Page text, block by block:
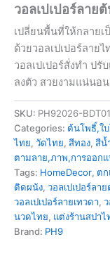
วอลเปเปอร์ลาย
เปลี่ยนพื้นที่ให้กลาย
ด้วยวอลเปเปอร์ลาย
วอลเปเปอร์สั่งทำ ป
ลงตัว สวยงามแน่นอน
SKU: PH92026-
Categories: ต้นโพธิ์,ใ
ไทย, วัดไทย, สีทอง, สีน้
ตามลาย,ภาพ,การออก
Tags: HomeDecor, ตก
ติดผนัง, วอลเปเปอร์ลา
วอลเปเปอร์ลายเทวดา,
นวดไทย, แต่งร้านสปาไ
Brand: PH9